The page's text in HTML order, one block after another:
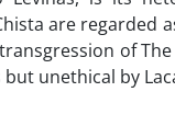
are regarded
of
but unethical by